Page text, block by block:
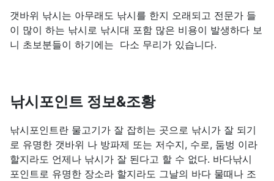
갯바위 낚시는 아무래도 낚시를 한지 오래되고 전문가 들
이 많이 하는 낚시로 낚시대 포함 많은 비용이 발생하다 보
니 초보분들이 하기에는 다소 무리가 있습니다.
낚시포인트 정보&조황
낚시포인트란 물고기가 잘 잡히는 곳으로 낚시가 잘 되기
로 유명한 갯바위 나 방파제 또는 저수지, 수로, 둠벙 이라
할지라도 언제나 낚시가 잘 된다고 할 수 없다. 바다낚시
포인트로 유명한 장소라 할지라도 그날의 바다 물때나 조